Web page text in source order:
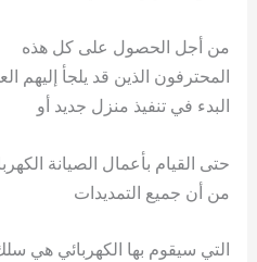
من أجل الحصول على كل هذه
المحترفون الذين قد يلجأ إليهم
البدء في تنفيذ منزل جديد أو
حتى القيام بأعمال الصيانة
من أن جميع التمديدات
التي سيقوم بها الكهربائي هي